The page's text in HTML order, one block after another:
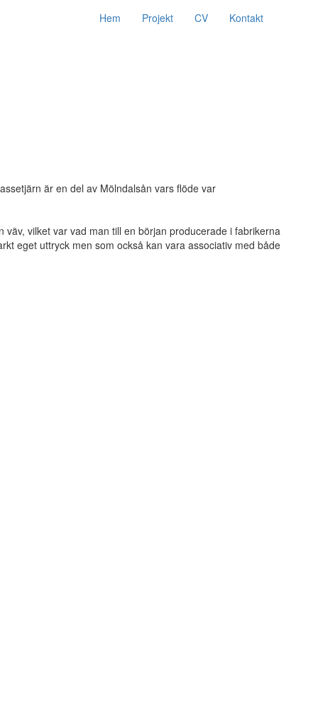
Hem Projekt CV Kontakt
är en del av Mölndalsån vars flöde var
vilket var vad man till en början producerade i fabrikerna
eget uttryck men som också kan vara associativ med både